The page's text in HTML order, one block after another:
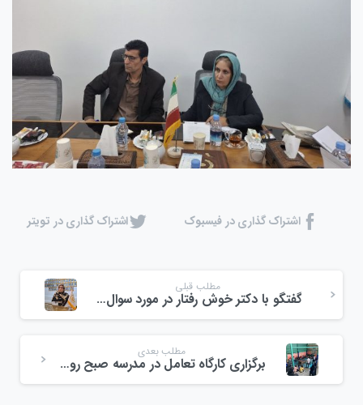
اشتراک گذاری در فیسبوک اشتراک گذاری در تویتر
مطلب قبلی
گفتگو با دکتر خوش رفتار در مورد سوال های ژنتیکی – بخش دوم
مطلب بعدی
برگزاری کارگاه تعامل در مدرسه صبح رویش